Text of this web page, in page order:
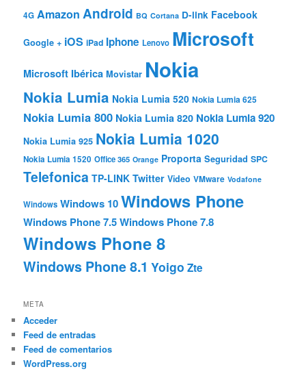
4G Amazon Android BQ Cortana D-link Facebook
Google + iOS iPad Iphone Lenovo Microsoft
Microsoft Ibérica Movistar Nokia
Nokia Lumia Nokia Lumia 520 Nokia Lumia 625
Nokia Lumia 800 Nokia Lumia 820 Nokia Lumia 920
Nokia Lumia 925 Nokia Lumia 1020
Nokia Lumia 1520 Office 365 Orange Proporta Seguridad SPC
Telefonica TP-LINK Twitter Video VMware Vodafone
Windows Windows 10Windows Phone
Windows Phone 7.5Windows Phone 7.8
Windows Phone 8
Windows Phone 8.1 Yoigo Zte
META
Acceder
Feed de entradas
Feed de comentarios
WordPress.org